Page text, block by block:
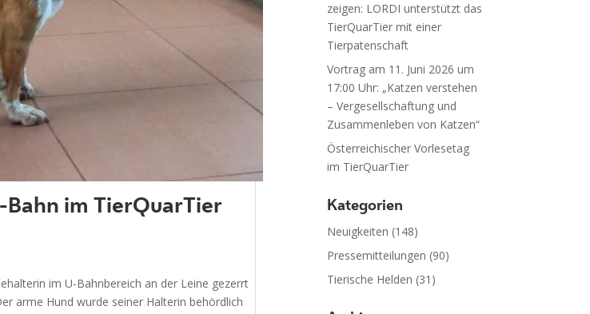
Bahn im TierQuarTier
im U-Bahnbereich an der Leine gezerrt
arme Hund wurde seiner Halterin behördlich
zeigen: LORDI unterstützt das
TierQuarTier mit einer
Tierpatenschaft
Vortrag am 11. Juni 2026 um
17:00 Uhr: „Katzen verstehen
– Vergesellschaftung und
Zusammenleben von Katzen“
Österreichischer Vorlesetag
im TierQuarTier
Kategorien
Neuigkeiten (148)
Pressemitteilungen (90)
Tierische Helden (31)